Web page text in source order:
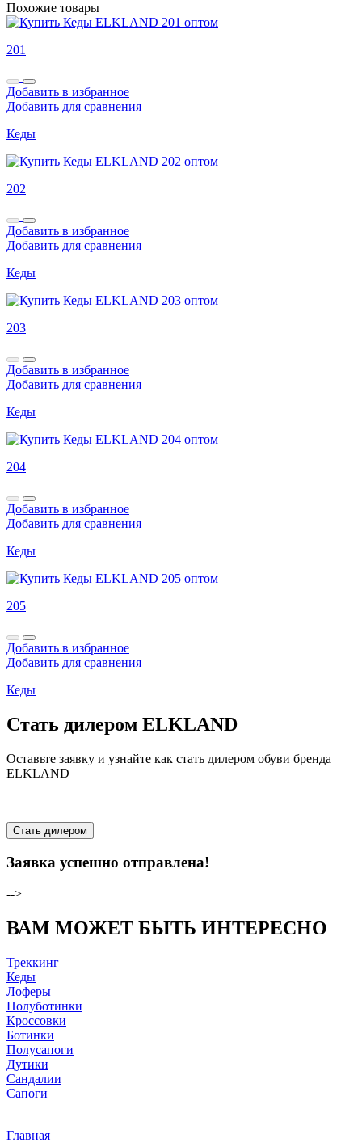
Похожие товары
201
Добавить в избранное
Добавить для сравнения
Кеды
202
Добавить в избранное
Добавить для сравнения
Кеды
203
Добавить в избранное
Добавить для сравнения
Кеды
204
Добавить в избранное
Добавить для сравнения
Кеды
205
Добавить в избранное
Добавить для сравнения
Кеды
Стать дилером ELKLAND
Оставьте заявку и узнайте как стать дилером обуви бренда
ELKLAND
Стать дилером
Заявка успешно отправлена!
-->
ВАМ МОЖЕТ БЫТЬ ИНТЕРЕСНО
Треккинг
Кеды
Лоферы
Полуботинки
Кроссовки
Ботинки
Полусапоги
Дутики
Сандалии
Сапоги
Главная